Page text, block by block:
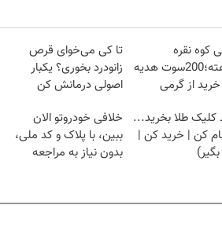
کوه نقره
همراهته؛200سوت هدیه
خرید از گرمی
تا کی می‌خوای قرص
زانودرد بخوری؟ یکبار
اصولی درمانش کن
کلیک طلا بخرید...
کن | خرید کن |
خلافی خودروتو الان
ببین، با پلاک و کد ملی،
بدون نیاز به مراجعه